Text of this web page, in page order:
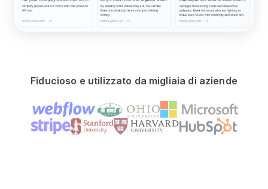
Fiducioso e utilizzato da migliaia di aziende